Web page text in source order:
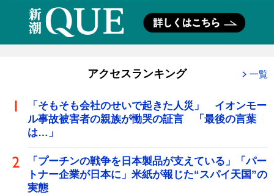
アクセスランキング 一覧
「そもそも会社のせいで起きた人災」 イオンモー
ル事故被害者の親族が慟哭の証言 「最後の言葉
は…」
「プーチンの戦争を日本製品が支えている」「パー
トナー企業が日本に」米紙が報じた“スパイ天国”の
実態